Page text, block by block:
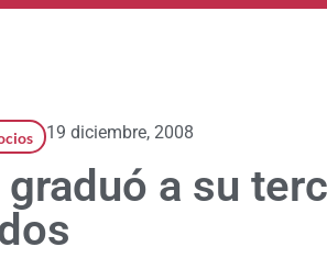
19 diciembre, 2008
a su